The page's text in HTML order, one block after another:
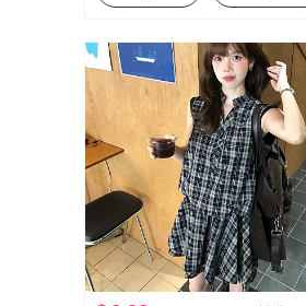
Schulterfrei Kurz Strick Weste